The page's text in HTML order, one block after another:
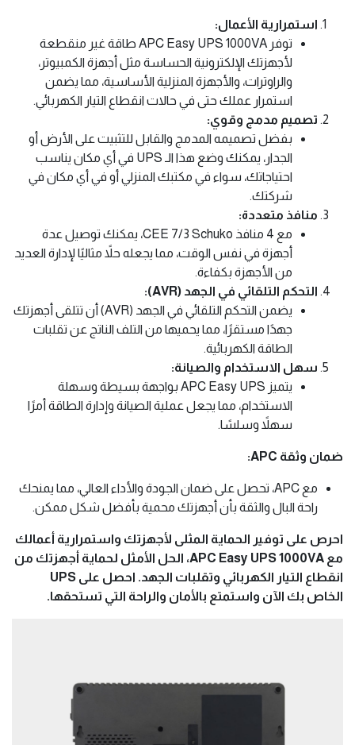
استمرارية الأعمال:
توفر APC Easy UPS 1000VA طاقة غير منقطعة
لأجهزتك الإلكترونية الحساسة مثل أجهزة الكمبيوتر،
والراوترات، والأجهزة المنزلية الأساسية، مما يضمن
استمرار عملك حتى في حالات انقطاع التيار الكهربائي.
تصميم مدمج وقوي:
بفضل تصميمه المدمج والقابل للتثبيت على الأرض أو
الجدار، يمكنك وضع هذا الـ UPS في أي مكان يناسب
احتياجاتك، سواء في مكتبك المنزلي أو في أي مكان في
شركتك.
منافذ متعددة:
مع 4 منافذ CEE 7/3 Schuko، يمكنك توصيل عدة
أجهزة في نفس الوقت، مما يجعله حلاً مثاليًا لإدارة العديد
من الأجهزة بكفاءة.
التحكم التلقائي في الجهد (AVR):
يضمن التحكم التلقائي في الجهد (AVR) أن تتلقى أجهزتك
جهدًا مستقرًا، مما يحميها من التلف الناتج عن تقلبات
الطاقة الكهربائية.
سهل الاستخدام والصيانة:
يتميز APC Easy UPS بواجهة بسيطة وسهلة
الاستخدام، مما يجعل عملية الصيانة وإدارة الطاقة أمرًا
سهلاً وسلسًا.
ضمان وثقة APC:
مع APC، تحصل على ضمان الجودة والأداء العالي، مما يمنحك
راحة البال والثقة بأن أجهزتك محمية بأفضل شكل ممكن.
احرص على توفير الحماية المثلى لأجهزتك واستمرارية أعمالك
مع APC Easy UPS 1000VA، الحل الأمثل لحماية أجهزتك من
انقطاع التيار الكهربائي وتقلبات الجهد. احصل على UPS
الخاص بك الآن واستمتع بالأمان والراحة التي تستحقها.